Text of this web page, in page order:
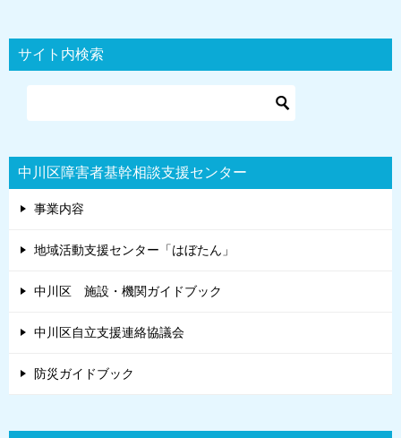
サイト内検索
中川区障害者基幹相談支援センター
事業内容
地域活動支援センター「はぼたん」
中川区 施設・機関ガイドブック
中川区自立支援連絡協議会
防災ガイドブック